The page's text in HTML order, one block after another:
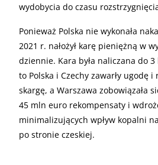
wydobycia do czasu
Ponieważ Polska nie wykonała
2021 r. nałożył karę pieniężną w
dziennie. Kara była naliczana do
to Polska i Czechy zawarły ugodę i
skargę, a Warszawa zobowiązała
45 mln euro rekompensaty i
minimalizujących wpływ kopalni
po stronie czeskiej.